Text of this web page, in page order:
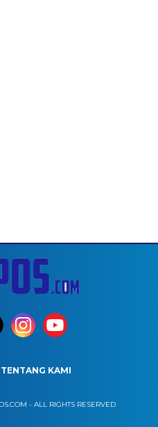
TENTANG KAMI
- ALL RIGHTS RESERVED